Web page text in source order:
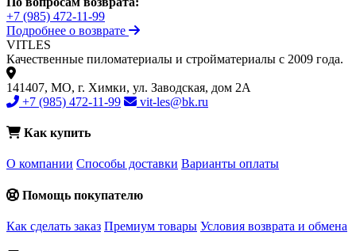
+7 (985) 472-11-99
Подробнее о возврате
VITLES
Качественные пиломатериалы и стройматериалы с 2009 года.
141407, МО, г. Химки, ул. Заводская, дом 2А
+7 (985) 472-11-99
vit-les@bk.ru
Как купить
О компании Способы доставки Варианты оплаты
Помощь покупателю
Как сделать заказ Премиум товары Условия возврата и обмена